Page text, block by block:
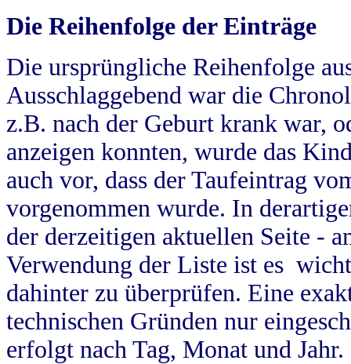
Die Reihenfolge der Einträge
Die ursprüngliche Reihenfolge
Ausschlaggebend war die
z.B. nach der Geburt krank war,
anzeigen konnten, wurde das
auch vor, dass der Taufeintrag
vorgenommen wurde. In
der derzeitigen aktuellen Seite -
Verwendung der Liste ist es
dahinter zu überprüfen. Eine
technischen Gründen nur
erfolgt nach Tag, Monat und Jahr.